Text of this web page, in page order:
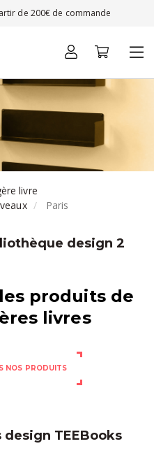
de 200€ de commande
livre
Paris
design 2
produits de
livres
NOS PRODUITS
TEEBooks